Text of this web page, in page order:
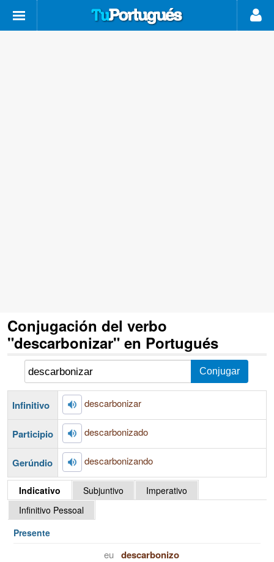
Conjugación del verbo
"descarbonizar" en Portugués
Infinitivo descarbonizar
Participio descarbonizado
Gerúndio descarbonizando
Indicativo Subjuntivo
Imperativo
Infinitivo Pessoal
Presente
eu descarbonizo